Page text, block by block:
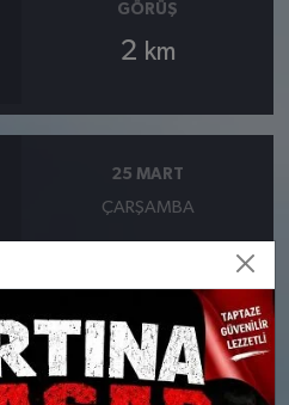
GÖRÜŞ
2 km
25 MART
ÇARŞAMBA
Güneşli
Nem: %64